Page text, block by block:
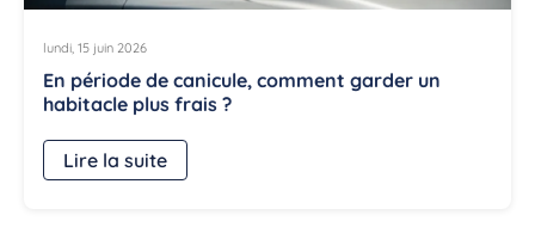
lundi, 15 juin 2026
En période de canicule, comment garder un
habitacle plus frais ?
Lire la suite